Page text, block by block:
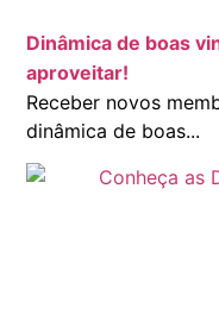
Dinâmica de boas
aproveitar!
Receber novos
dinâmica de boas...